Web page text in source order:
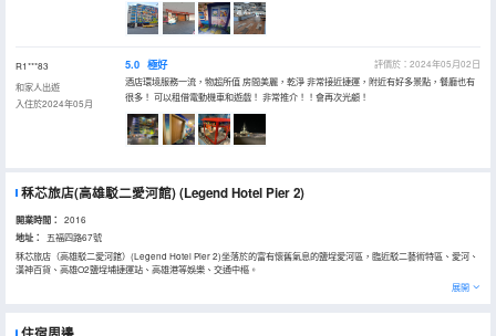
R1***83
和家人出遊
入住於2024年05月
5.0 極好
評價於：2024年05月02日
酒店環境服務一流，物超所值 房間美麗，乾淨 非常接近捷運，附近有好多景點，餐廳也有
很多！ 可以租借電動機車和遊戲！ 非常推介！！會再次光顧！
秝芯旅店(高雄駁二愛河館)(Legend Hotel Pier 2)
開業時間： 2016
地址：
五福四路67號
秝芯旅店（高雄駁二愛河館）(Legend Hotel Pier 2)坐落於的富有懷舊氣息的鹽埕愛河區，臨近駁二藝術特區、愛河、
漢神百貨、高雄O2鹽埕埔捷運站、高雄港等娛樂、交通中樞。
展開